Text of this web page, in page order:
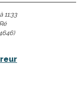
11:33
)